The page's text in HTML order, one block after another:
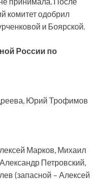
комитет одобрил
и Боярской.
России по
Юрий Трофимов
Марков, Михаил
Петровский,
(запасной – Алексей